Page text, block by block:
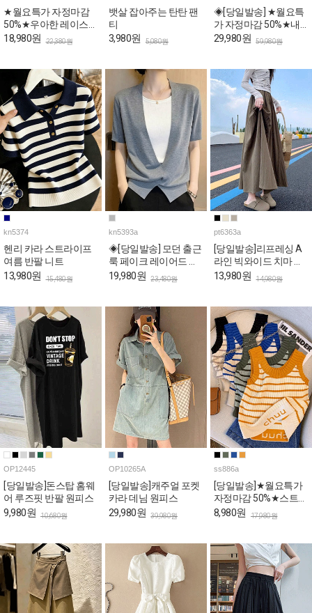
★월요특가 자정마감
50%★우아한 레이스
레이어드 언발 스커트
18,980원 22,380원
뱃살 잡아주는 탄탄 팬
티
3,980원 5,080원
◈[당일발송] ★월요특
가 자정마감 50%★내
추럴 리본 포인트 A라
29,980원 59,980원
kn5374
헨리 카라 스트라이프
여름 반팔 니트
13,980원 15,480원
kn5393a
◈[당일발송] 모던 출근
룩 페이크 레이어드 반
팔 니트
19,980원 23,480원
pt6363a
[당일발송]리프레싱 A
라인 빅와이드 치마 밴
딩 팬츠
13,980원 14,980원
OP12445
[당일발송]돈스탑 홈웨
어 루즈핏 반팔 원피스
9,980원 10,680원
OP10265A
[당일발송]캐주얼 포켓
카라 데님 원피스
29,980원 39,980원
ss886a
[당일발송]★월요특가
자정마감 50%★스트라
이프 쫀쫀 골지 나시
8,980원 17,980원